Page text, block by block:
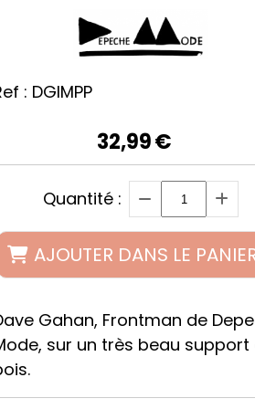
: DGIMPP
32,99€
Quantité :
AJOUTER DANS LE
Gahan, Frontman de
sur un très beau support